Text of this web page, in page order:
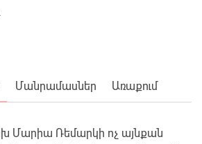
Մանրամասներ Առաքում
Մարիա Ռեմարկի ոչ այնքան